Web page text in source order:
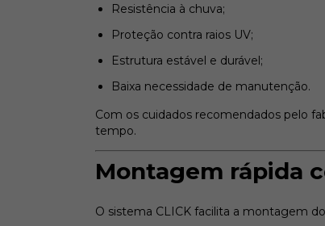
Resistência à chuva;
Proteção contra raios UV;
Estrutura estável e durável;
Baixa necessidade de manutenção.
Com os cuidados recomendados pelo
tempo.
Montagem rápida
O sistema CLICK facilita a montagem